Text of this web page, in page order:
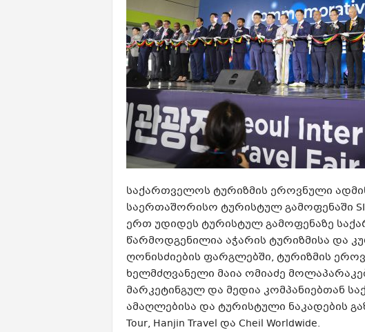
საქართველოს ტურიზმის ეროვნული
საერთაშორისო ტურისტულ გამოფენაში
ერთ უდიდეს ტურისტულ გამოფენაზე
წარმოდგენილია აჭარის ტურიზმისა და
ღონისძიების ფარგლებში, ტურიზმის
ხელმძღვანელი მაია ომიაძე
მარკეტინგულ და მედია კომპანიებთან
ამაღლებისა და ტურისტული ნაკადების
Tour, Hanjin Travel და Cheil Worldwide.